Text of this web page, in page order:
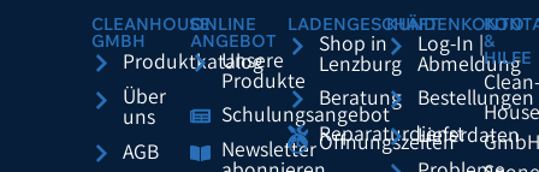
CLEANHOUSE
GMBH
Produktkatalog
Über
uns
AGB
ONLINE
ANGEBOT
Unsere
Produkte
Schulungsangebot
Newsletter
LADENGESCHÄFT
Shop in
Lenzburg
Beratung
Reparaturdienst
Öffnungszeiten
KUNDENKONTO
Log-In |
Abmeldung
Bestellungen
Lieferdaten
&
HILFE